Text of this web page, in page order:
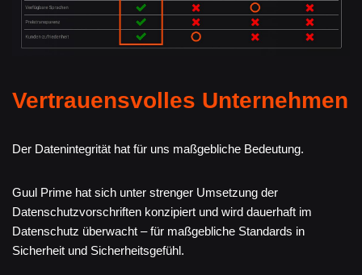
Vertrauensvolles Unternehmen
Der Datenintegrität hat für uns maßgebliche Bedeutung.
Guul Prime hat sich unter strenger Umsetzung der
Datenschutzvorschriften konzipiert und wird dauerhaft im
Datenschutz überwacht – für maßgebliche Standards in
Sicherheit und Sicherheitsgefühl.